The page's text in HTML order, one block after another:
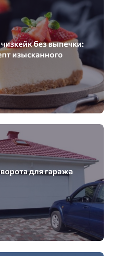
без выпечки:
изысканного
для гаража